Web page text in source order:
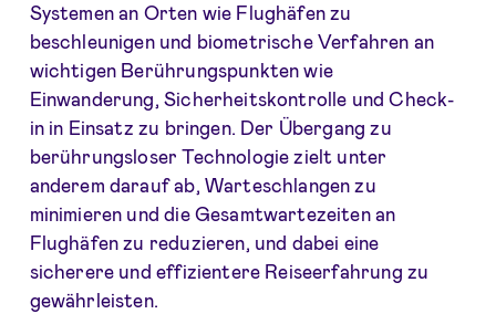
Systemen an Orten wie Flughäfen zu
beschleunigen und biometrische Verfahren an
wichtigen Berührungspunkten wie
Einwanderung, Sicherheitskontrolle und Check-
in in Einsatz zu bringen. Der Übergang zu
berührungsloser Technologie zielt unter
anderem darauf ab, Warteschlangen zu
minimieren und die Gesamtwartezeiten an
Flughäfen zu reduzieren, und dabei eine
sicherere und effizientere Reiseerfahrung zu
gewährleisten.